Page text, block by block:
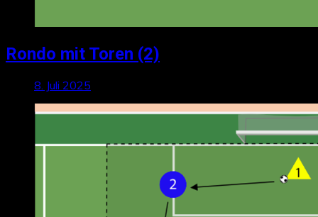
Rondo mit Toren (2)
8. Juli 2025